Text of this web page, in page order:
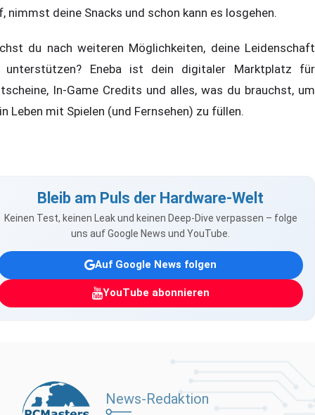
nimmst deine Snacks und schon kann es losgehen.
du nach weiteren Möglichkeiten, deine Leidenschaft
unterstützen? Eneba ist dein digitaler Marktplatz für
In-Game Credits und alles, was du brauchst, um
Leben mit Spielen (und Fernsehen) zu füllen.
Bleib am Puls der Hardware-Welt
Keinen Test, keinen Leak und keinen Deep-Dive verpassen – folge
uns auf Google News und YouTube.
Auf Google News folgen
YouTube abonnieren
News-Redaktion